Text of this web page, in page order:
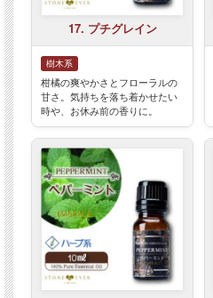
17. プチグレイン
樹木系
柑橘の爽やかさとフローラルの
甘さ。気持ちを落ち着かせたい
時や、お休み前の香りに。